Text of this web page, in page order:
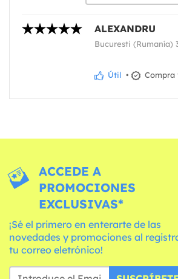
ALEXANDRU
Bucuresti (Rumanía)
Útil •
ACCEDE A
PROMOCIONES
EXCLUSIVAS*
¡Sé el primero en enterarte de las
novedades y promociones al
tu correo eletrónico!